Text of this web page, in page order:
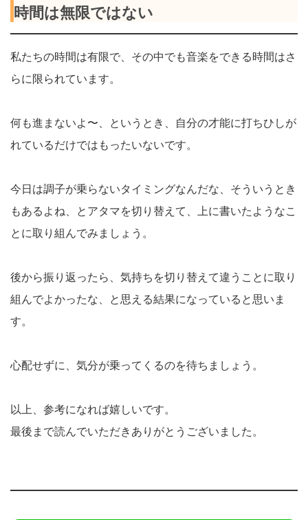
時間は無限ではない
私たちの時間は有限で、その中でも音楽をできる時間はさ
らに限られています。
何も進まないよ〜、というとき、自分の才能に打ちひしが
れているだけではもったいないです。
今日は調子が乗らないタイミングなんだな、そういうとき
もあるよね、とアタマを切り替えて、上に書いたようなこ
とに取り組んでみましょう。
後から振り返ったら、気持ちを切り替えて違うことに取り
組んでよかったな、と思える結果になっていると思いま
す。
心配せずに、気分が乗ってくるのを待ちましょう。
以上、参考になれば嬉しいです。
最後まで読んでいただきありがとうございました。